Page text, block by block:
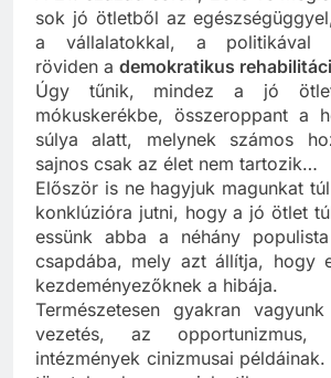
A 21. század során, 2015-re
sok jó ötletből az
a vállalatokkal, a politikával
röviden ademokratikus
Úgy tűnik, mindez a jó
mókuskerékbe, összeroppant a
súlya alatt, melynek számos
sajnos csak az élet nem tartozik…
Először is ne hagyjuk magunkat
konklúzióra jutni, hogy a jó ötlet
essünk abba a néhány
csapdába, mely azt állítja, hogy
kezdeményezőknek a hibája.
Természetesen gyakran
vezetés, az opportunizmus,